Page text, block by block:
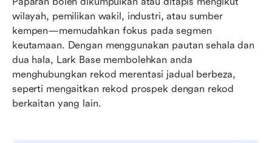
wilayah, pemilikan wakil, industri, atau sumber
kempen—memudahkan fokus pada segmen
keutamaan. Dengan menggunakan pautan sehala dan
dua hala, Lark Base membolehkan anda
menghubungkan rekod merentasi jadual berbeza,
seperti mengaitkan rekod prospek dengan rekod
berkaitan yang lain.